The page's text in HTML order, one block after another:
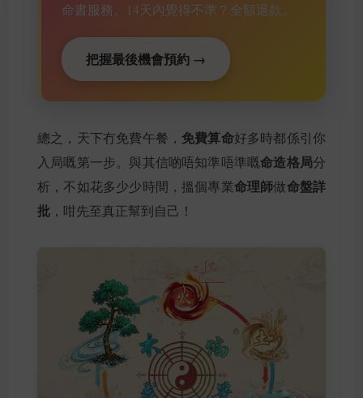
命書服務。14天內覺得不準？全額退款。
把握最後機會預約 →
總之，天下冇免費午餐， 免費算命好多時都係引你
入局嘅第一步。與其信啲唔知準唔準嘅命造格局分
析，不如花多少少時間，搵個專業命理師做命盤詳
批 ，咁先至真正幫到自己！